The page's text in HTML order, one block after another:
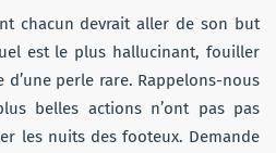
chacun devrait aller de son but
est le plus hallucinant, fouiller
perle rare. Rappelons-nous
belles actions n’ont pas pas
les nuits des footeux. Demande